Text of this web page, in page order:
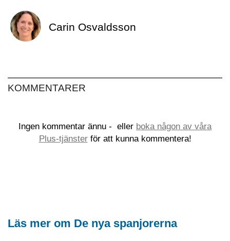
Carin Osvaldsson
KOMMENTARER
Ingen kommentar ännu - eller boka någon av våra
Plus-tjänsterför att kunna kommentera!
Läs mer om De nya spanjorerna